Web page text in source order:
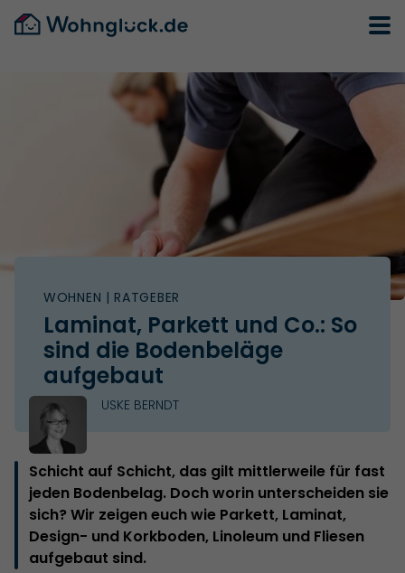
WOHNEN | RATGEBER
Laminat, Parkett und Co.: So
sind die Bodenbeläge
aufgebaut
USKE BERNDT
Schicht auf Schicht, das gilt mittlerweile für fast
jeden Bodenbelag. Doch worin unterscheiden sie
sich? Wir zeigen euch wie Parkett, Laminat,
Design- und Korkboden, Linoleum und Fliesen
aufgebaut sind.